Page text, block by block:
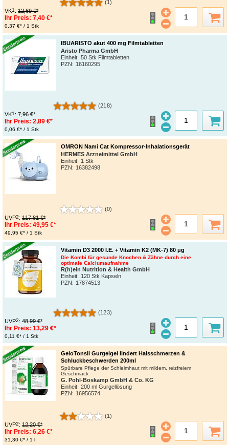
(1)
VK1 : 12,69 €*
Ihr Preis: 7,40 €*
0,37 €* / 1 Stk
IBUARISTO akut 400 mg Filmtabletten
Aristo Pharma GmbH
Einheit: 50 Stk Filmtabletten
PZN: 16160295
(218)
VK1 : 7,96 €*
Ihr Preis: 2,89 €*
0,06 €* / 1 Stk
OMRON Nami Cat Kompressor-Inhalationsgerät
HERMES Arzneimittel GmbH
Einheit: 1 Stk
PZN: 16382498
(0)
UVP2: 117,81 €*
Ihr Preis: 49,95 €*
49,95 €* / 1 Stk
Vitamin D3 2000 I.E. + Vitamin K2 (MK-7) 80 μg
Die Kombi für gesunde Knochen & Zähne durch eine
optimale Calciumaufnahme
R(h)ein Nutrition & Health GmbH
Einheit: 120 Stk Kapseln
PZN : 17874513
(123)
UVP2: 48,99 €*
Ihr Preis: 13,29 €*
0,11 €* / 1 Stk
GeloTonsil Gurgelgel lindert Halsschmerzen &
Schluckbeschwerden 200ml
Spürbare Pflege der Schleimhaut mit mildem, reizfreiem
Geschmack
G. Pohl-Boskamp GmbH & Co. KG
Einheit: 200 ml Gurgellösung
PZN : 16956574
(1)
UVP2: 12,20 €*
Ihr Preis: 6,26 €*
31,30 €* / 1 l